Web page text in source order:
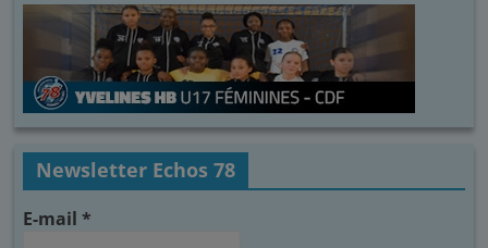
Newsletter Echos 78
E-mail*